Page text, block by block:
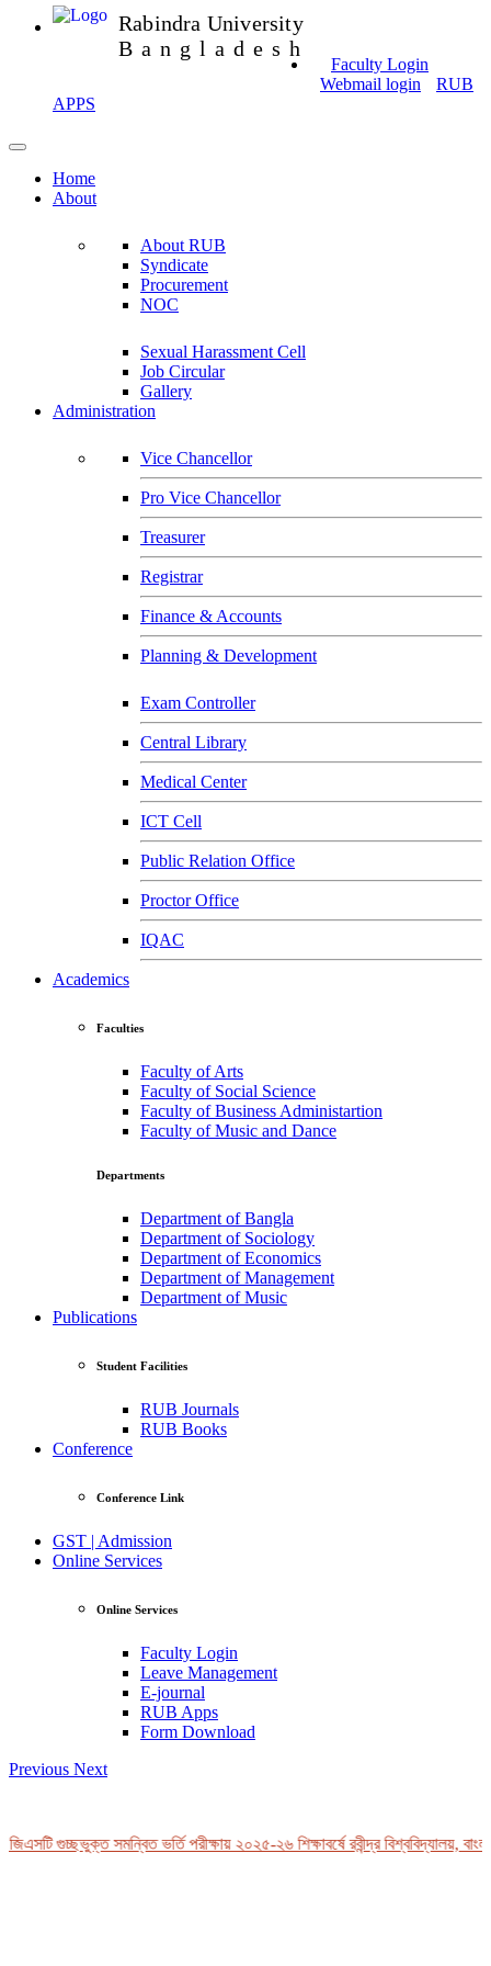
Rabindra University
Bangladesh
Faculty Login
Webmail login
RUB
APPS
Home
About
About RUB
Syndicate
Procurement
NOC
Sexual Harassment Cell
Job Circular
Gallery
Administration
Vice Chancellor
Pro Vice Chancellor
Treasurer
Registrar
Finance & Accounts
Planning & Development
Exam Controller
Central Library
Medical Center
ICT Cell
Public Relation Office
Proctor Office
IQAC
Academics
Faculties
Faculty of Arts
Faculty of Social Science
Faculty of Business Administartion
Faculty of Music and Dance
Departments
Department of Bangla
Department of Sociology
Department of Economics
Department of Management
Department of Music
Publications
Student Facilities
RUB Journals
RUB Books
Conference
Conference Link
GST | Admission
Online Services
Online Services
Faculty Login
Leave Management
E-journal
RUB Apps
Form Download
Previous Next
গুচ্ছভুক্ত সমন্বিত ভর্তি পরীক্ষায় ২০২৫-২৬ শিক্ষাবর্ষে রবীন্দ্র বিশ্ববিদ্যালয়,